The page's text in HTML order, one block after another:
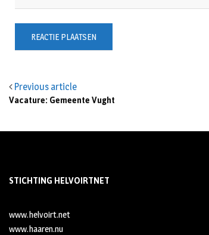
Previous article
Vacature: Gemeente Vught
STICHTING HELVOIRTNET
www.helvoirt.net
www.haaren.nu